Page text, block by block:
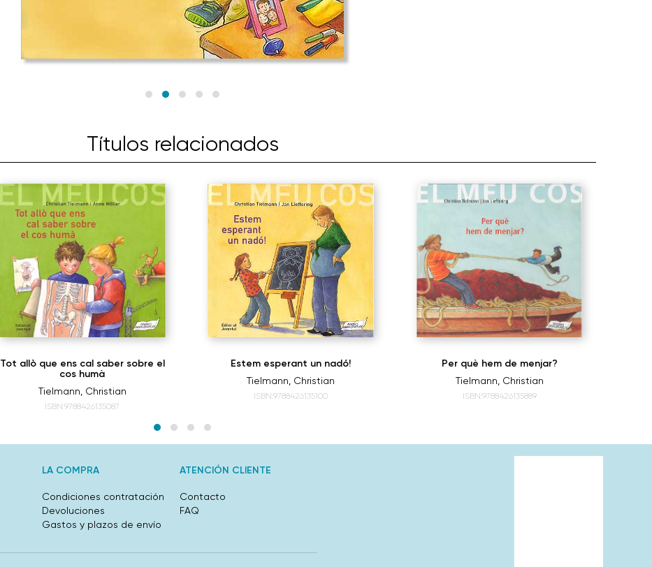
Títulos relacionados
Tot allò que ens cal saber sobre el
cos humà
Tielmann, Christian
ISBN:9788426135087
Estem esperant un nadó!
Tielmann, Christian
ISBN:9788426135100
Per què hem de menjar?
Tielmann, Christian
ISBN:9788426135889
LA COMPRA
Condiciones contratación
Devoluciones
Gastos y plazos de envío
ATENCIÓN CLIENTE
Contacto
FAQ